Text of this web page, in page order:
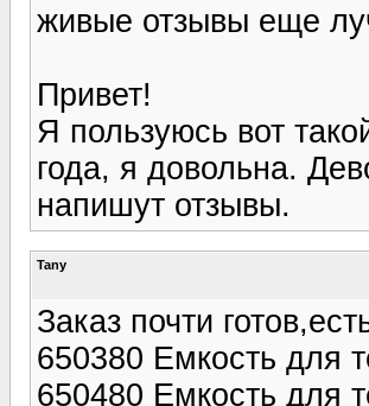
живые отзывы еще
Привет!
Я пользуюсь вот
года, я довольна.
напишут отзывы.
Tany
Заказ почти
650380 Емкость для
650480 Емкость для